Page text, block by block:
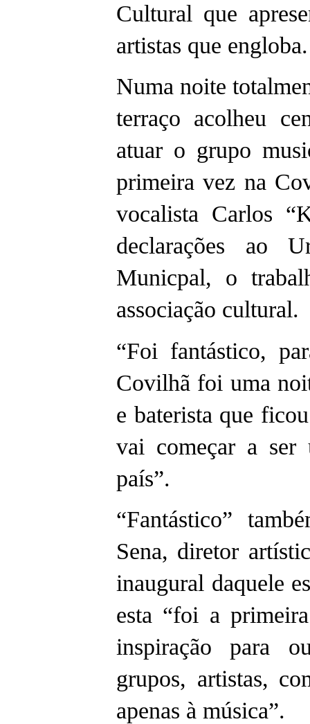
Cultural que
artistas que
Numa noite
terraço acolheu
atuar o grupo
primeira vez na
vocalista Carlos
declarações ao
Municpal, o
associação cultural.
“Foi fantástico,
Covilhã foi uma
e baterista que
vai começar a ser
país”.
“Fantástico”
Sena, diretor
inaugural daquele
esta “foi a
inspiração para
grupos, artistas,
apenas à música”.